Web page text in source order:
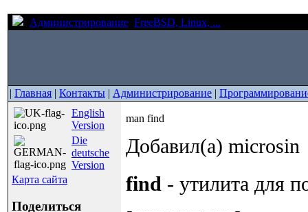
Администрирование FreeBSD, Linux, ...
| Главная | Контакты | Администрирование |
English
Version
Die
deutsche
Version
Карта сайта
Поделиться
man find
Добавил(а) microsin
find - утилита для